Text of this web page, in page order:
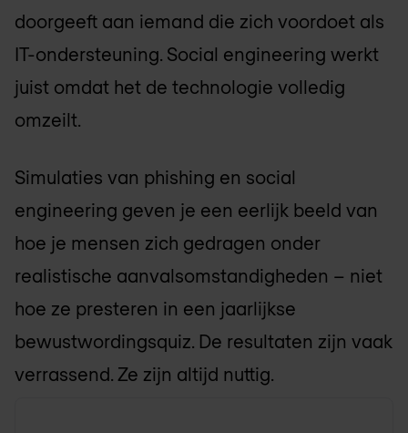
doorgeeft aan iemand die zich voordoet als
IT-ondersteuning. Social engineering werkt
juist omdat het de technologie volledig
omzeilt.
Simulaties van phishing en social
engineering geven je een eerlijk beeld van
hoe je mensen zich gedragen onder
realistische aanvalsomstandigheden – niet
hoe ze presteren in een jaarlijkse
bewustwordingsquiz. De resultaten zijn vaak
verrassend. Ze zijn altijd nuttig.